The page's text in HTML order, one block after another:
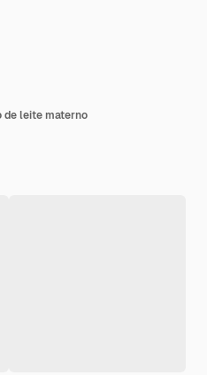
de leite materno